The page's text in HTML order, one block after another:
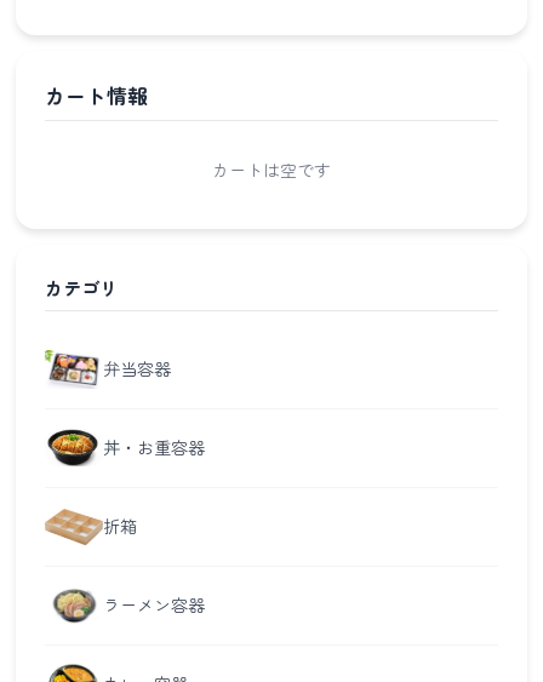
カート情報
カートは空です
カテゴリ
弁当容器
丼・お重容器
折箱
ラーメン容器